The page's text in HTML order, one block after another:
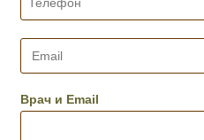
е
о
н
*
E
i
l
Врач и Email